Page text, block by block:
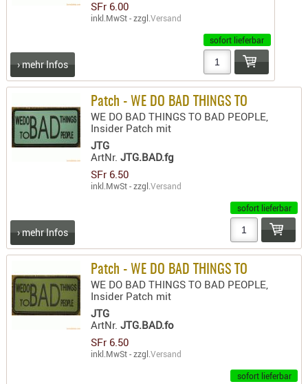
SFr 6.00
inkl.MwSt - zzgl.Versand
sofort lieferbar
› mehr Infos
Patch - WE DO BAD THINGS TO
WE DO BAD THINGS TO BAD PEOPLE,
Insider Patch mit
JTG
ArtNr.JTG.BAD.fg
SFr 6.50
inkl.MwSt - zzgl.Versand
sofort lieferbar
› mehr Infos
Patch - WE DO BAD THINGS TO
WE DO BAD THINGS TO BAD PEOPLE,
Insider Patch mit
JTG
ArtNr.JTG.BAD.fo
SFr 6.50
inkl.MwSt - zzgl.Versand
sofort lieferbar